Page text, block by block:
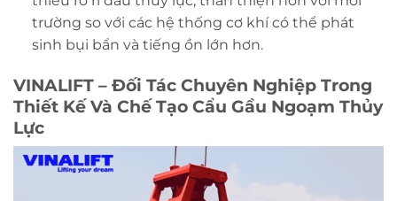
trường so với các hệ thống cơ khí có thể phát
sinh bụi bẩn và tiếng ồn lớn hơn.
VINALIFT – Đối Tác Chuyên Nghiệp Trong
Thiết Kế Và Chế Tạo Cẩu Gầu Ngoạm Thủy
Lực